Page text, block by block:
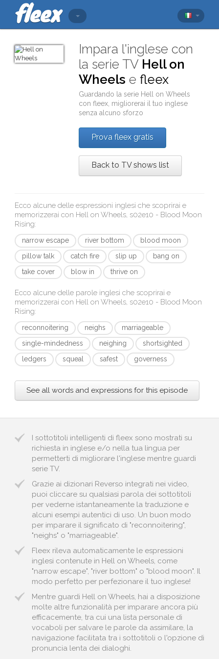
Impara l'inglese con
la serie TV Hell on
Wheels efleex
Guardando la serie Hell on Wheels
confleex , migliorerai il tuo inglese
senza alcuno sforzo
Prova fleex gratis
Back to TV shows list
Ecco alcune delle espressioni inglesi che scoprirai e
memorizzerai con Hell on Wheels, s02e10 - Blood Moon
Rising:
narrow escape river bottom
blood moon
pillow talk
catch fire slip up
bang on
take cover
blow in thrive on
Ecco alcune delle parole inglesi che scoprirai e
memorizzerai con Hell on Wheels, s02e10 - Blood Moon
Rising:
reconnoitering neighs
marriageable
single-mindedness
neighing
shortsighted
ledgers
squeal safest governess
See all words and expressions for this episode
I sottotitoli intelligenti di fleex sono mostrati su
richiesta in inglese e/o nella tua lingua per
permetterti di migliorare l'inglese mentre guardi
serie TV.
Grazie ai dizionari Reverso integrati nei video,
puoi cliccare su qualsiasi parola dei sottotitoli
per vederne istantaneamente la traduzione e
alcuni esempi autentici di uso. Un buon modo
per imparare il significato di "reconnoitering",
"neighs" o "marriageable".
Fleex rileva automaticamente le espressioni
inglesi contenute in Hell on Wheels, come
"narrow escape", "river bottom" o "blood moon". Il
modo perfetto per perfezionare il tuo inglese!
Mentre guardi Hell on Wheels, hai a disposizione
molte altre funzionalità per imparare ancora più
efficacemente, tra cui una lista personale di
vocaboli per salvare le parole da assimilare, la
navigazione facilitata tra i sottotitoli o l'opzione di
pronuncia lenta dei dialoghi.